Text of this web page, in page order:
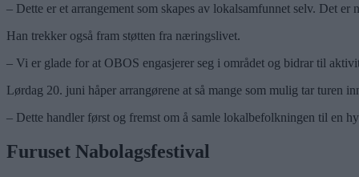
– Dette er et arrangement som skapes av lokalsamfunnet selv. Det
Han trekker også fram støtten fra næringslivet.
– Vi er glade for at OBOS engasjerer seg i området og bidrar til
Lørdag 20. juni håper arrangørene at så mange som mulig tar turen
– Dette handler først og fremst om å samle lokalbefolkningen til en
Furuset Nabolagsfestival